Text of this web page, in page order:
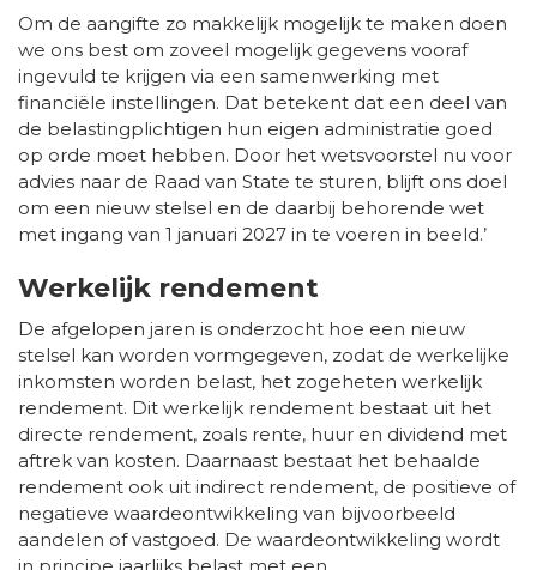
Om de aangifte zo makkelijk mogelijk te maken doen
we ons best om zoveel mogelijk gegevens vooraf
ingevuld te krijgen via een samenwerking met
financiële instellingen. Dat betekent dat een deel van
de belastingplichtigen hun eigen administratie goed
op orde moet hebben. Door het wetsvoorstel nu voor
advies naar de Raad van State te sturen, blijft ons doel
om een nieuw stelsel en de daarbij behorende wet
met ingang van 1 januari 2027 in te voeren in beeld.’
Werkelijk rendement
De afgelopen jaren is onderzocht hoe een nieuw
stelsel kan worden vormgegeven, zodat de werkelijke
inkomsten worden belast, het zogeheten werkelijk
rendement. Dit werkelijk rendement bestaat uit het
directe rendement, zoals rente, huur en dividend met
aftrek van kosten. Daarnaast bestaat het behaalde
rendement ook uit indirect rendement, de positieve of
negatieve waardeontwikkeling van bijvoorbeeld
aandelen of vastgoed. De waardeontwikkeling wordt